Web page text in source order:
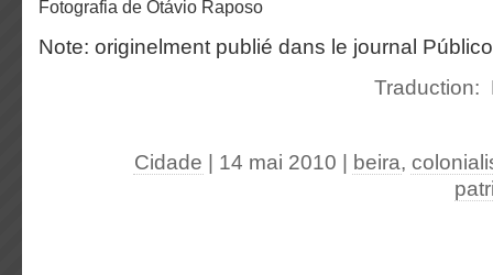
fotografia de Otávio Raposo
Note: originelment publié dans le journal
Traduction:
Cidade | 14 mai 2010 beira,